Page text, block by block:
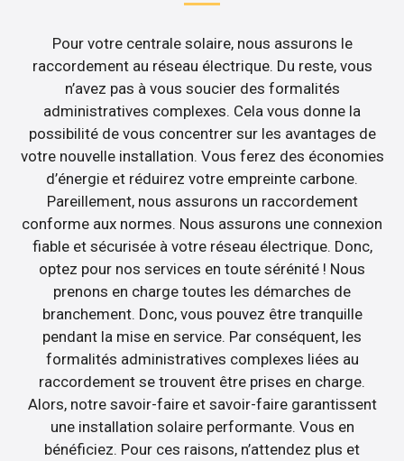
Pour votre centrale solaire, nous assurons le
raccordement au réseau électrique. Du reste, vous
n’avez pas à vous soucier des formalités
administratives complexes. Cela vous donne la
possibilité de vous concentrer sur les avantages de
votre nouvelle installation. Vous ferez des économies
d’énergie et réduirez votre empreinte carbone.
Pareillement, nous assurons un raccordement
conforme aux normes. Nous assurons une connexion
fiable et sécurisée à votre réseau électrique. Donc,
optez pour nos services en toute sérénité ! Nous
prenons en charge toutes les démarches de
branchement. Donc, vous pouvez être tranquille
pendant la mise en service. Par conséquent, les
formalités administratives complexes liées au
raccordement se trouvent être prises en charge.
Alors, notre savoir-faire et savoir-faire garantissent
une installation solaire performante. Vous en
bénéficiez. Pour ces raisons, n’attendez plus et